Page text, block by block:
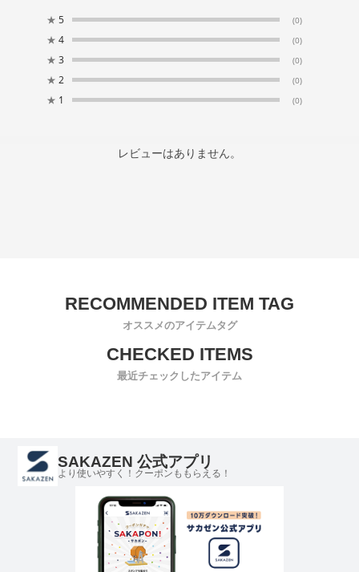
★ 5 (0)
★ 4 (0)
★ 3 (0)
★ 2 (0)
★ 1 (0)
レビューはありません。
オススメのアイテムタグ
最近チェックしたアイテム
SAKAZEN 公式アプリ
より使いやすく！クーポンももらえる！